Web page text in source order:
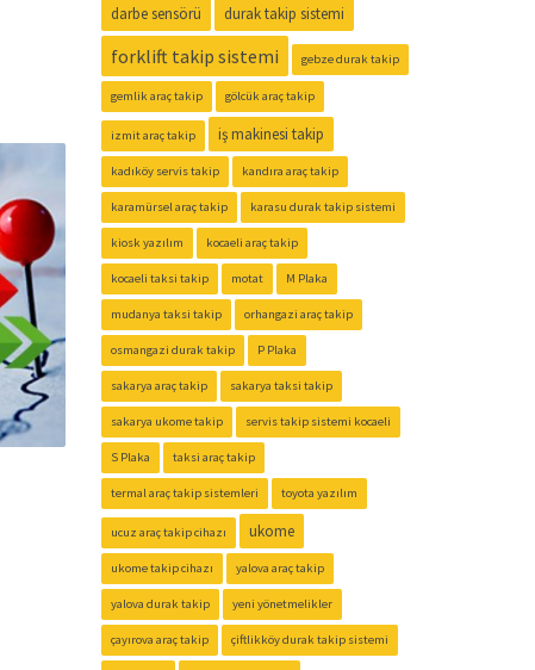
darbe sensörü durak takip sistemi
forklift takip sistemi gebze durak takip
gemlik araç takip gölcük araç takip
izmit araç takip iş makinesi takip
kadıköy servis takip kandıra araç takip
karamürsel araç takip karasu durak takip sistemi
kiosk yazılım kocaeli araç takip
kocaeli taksi takip motat M Plaka
mudanya taksi takip orhangazi araç takip
osmangazi durak takip P Plaka
sakarya araç takip sakarya taksi takip
sakarya ukome takip servis takip sistemi kocaeli
S Plaka taksi araç takip
termal araç takip sistemleri toyota yazılım
ucuz araç takip cihazı ukome
ukome takip cihazı yalova araç takip
yalova durak takip yeni yönetmelikler
çayırova araç takip çiftlikköy durak takip sistemi